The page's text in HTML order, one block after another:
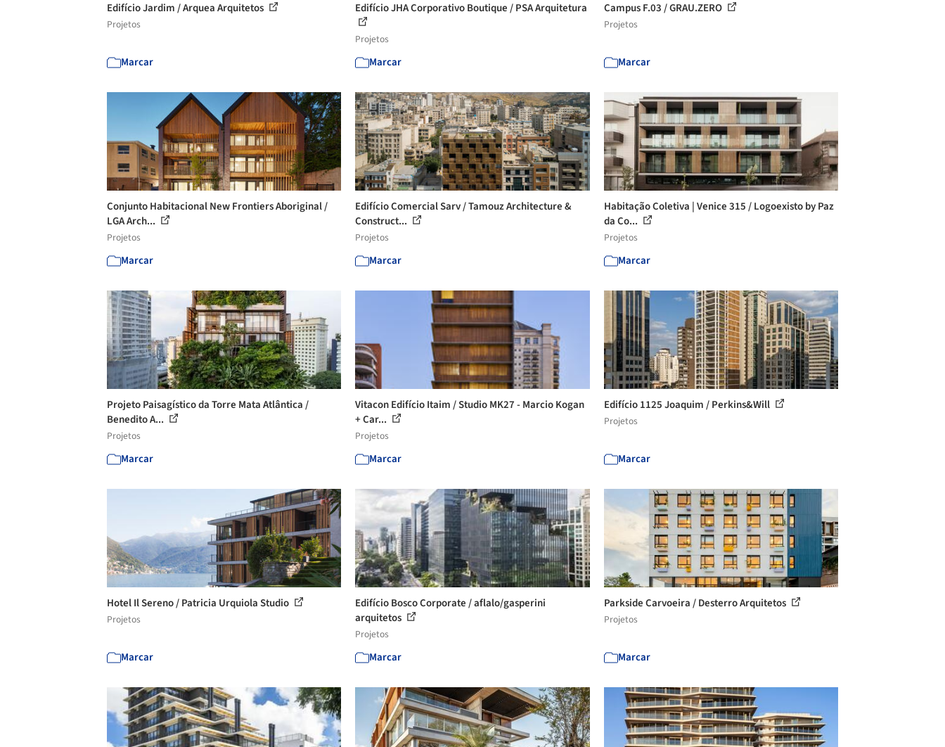
Edifício Jardim / Arquea Arquitetos
Projetos
Marcar
Edifício JHA Corporativo Boutique / PSA Arquitetura
Projetos
Marcar
Campus F.03 / GRAU.ZERO
Projetos
Marcar
Conjunto Habitacional New Frontiers Aboriginal /
LGA Arch...
Projetos
Marcar
Edifício Comercial Sarv / Tamouz Architecture &
Construct...
Projetos
Marcar
Habitação Coletiva | Venice 315 / Logoexisto by Paz
da Co...
Projetos
Marcar
Projeto Paisagístico da Torre Mata Atlântica /
Benedito A...
Projetos
Marcar
Vitacon Edifício Itaim / Studio MK27 - Marcio Kogan
+ Car...
Projetos
Marcar
Edifício 1125 Joaquim / Perkins&Will
Projetos
Marcar
Hotel Il Sereno / Patricia Urquiola Studio
Projetos
Marcar
Edifício Bosco Corporate / aflalo/gasperini
arquitetos
Projetos
Marcar
Parkside Carvoeira / Desterro Arquitetos
Projetos
Marcar